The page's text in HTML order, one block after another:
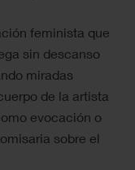
feminista que
sin descanso
miradas
de la artista
evocación o
sobre el